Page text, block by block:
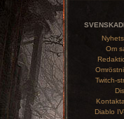
Om
Twitch-
Diablo